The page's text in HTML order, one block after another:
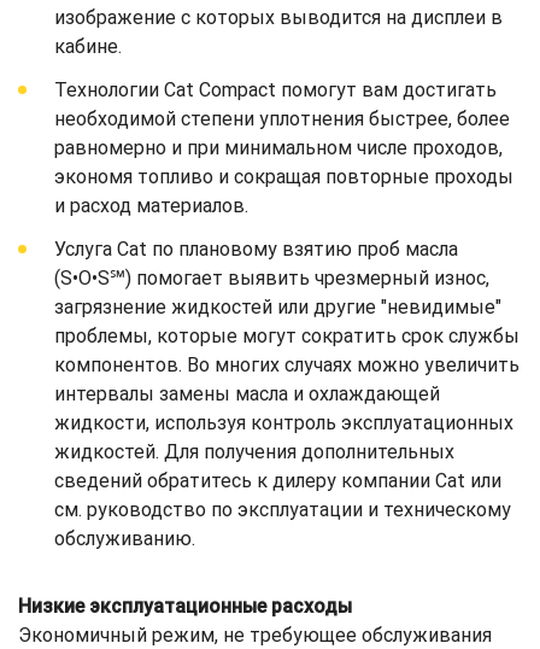
изображение с которых выводится на дисплеи в
кабине.
Технологии Cat Compact помогут вам достигать
необходимой степени уплотнения быстрее, более
равномерно и при минимальном числе проходов,
экономя топливо и сокращая повторные проходы
и расход материалов.
Услуга Cat по плановому взятию проб масла
(S•O•S℠) помогает выявить чрезмерный износ,
загрязнение жидкостей или другие "невидимые"
проблемы, которые могут сократить срок службы
компонентов. Во многих случаях можно увеличить
интервалы замены масла и охлаждающей
жидкости, используя контроль эксплуатационных
жидкостей. Для получения дополнительных
сведений обратитесь к дилеру компании Cat или
см. руководство по эксплуатации и техническому
обслуживанию.
Низкие эксплуатационные расходы
Экономичный режим, не требующее обслуживания